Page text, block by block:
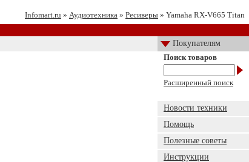
Infomart.ru » Аудиотехника » Ресиверы » Yamaha RX-V665 Titan
Покупателям
Поиск товаров
Расширенный поиск
Новости техники
Помощь
Полезные советы
Инструкции